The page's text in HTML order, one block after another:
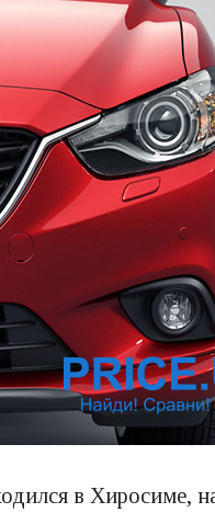
в Хиросиме,